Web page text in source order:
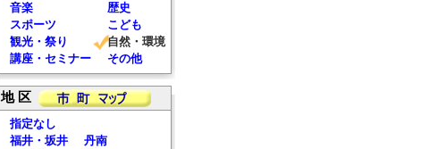
音楽
歴史
スポーツ
こども
観光・祭り
自然・環境
講座・セミナー
その他
地 区
指定なし
福井・坂井
丹南